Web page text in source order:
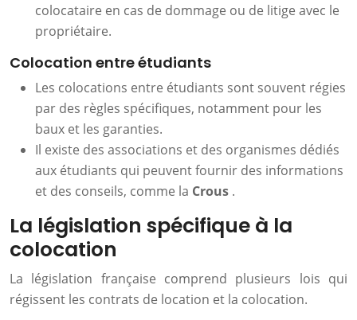
colocataire en cas de dommage ou de litige avec le
propriétaire.
Colocation entre étudiants
Les colocations entre étudiants sont souvent régies
par des règles spécifiques, notamment pour les
baux et les garanties.
Il existe des associations et des organismes dédiés
aux étudiants qui peuvent fournir des informations
et des conseils, comme la Crous .
La législation spécifique à la
colocation
La législation française comprend plusieurs lois qui
régissent les contrats de location et la colocation.